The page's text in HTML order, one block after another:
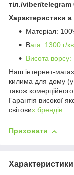
тіл./viber/telegram
Характеристики а
Матеріал:
Вага: 1300 г/
Висота
Наш інтернет-
килима для дому (у
також
Гарантія високої
світових брендів.
Приховати
Характеристики